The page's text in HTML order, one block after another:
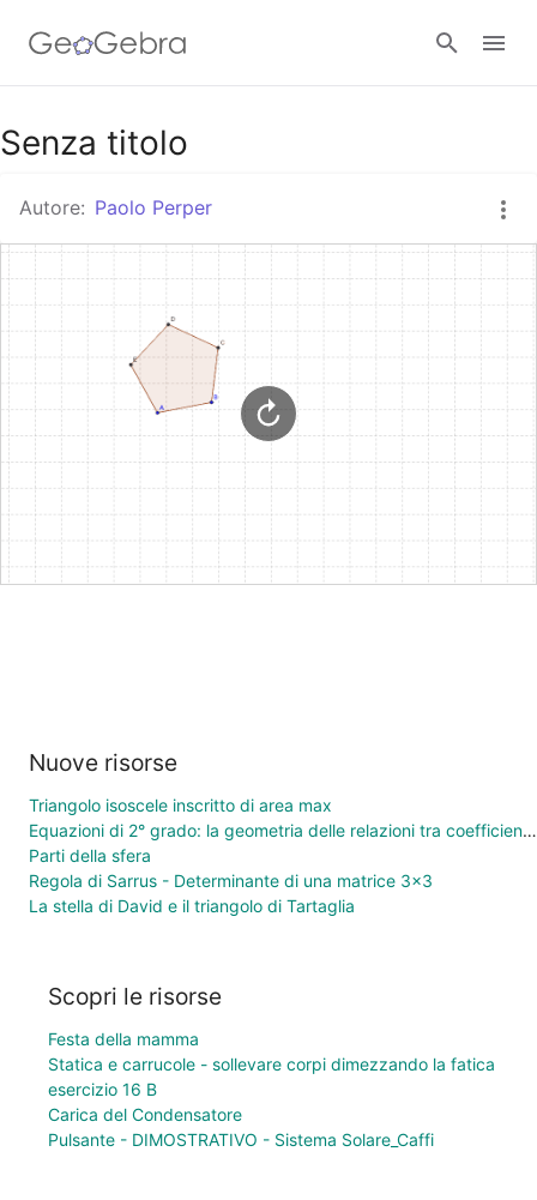
Senza titolo
Autore: Paolo Perper
Nuove risorse
Triangolo isoscele inscritto di area max
Equazioni di 2° grado: la geometria delle relazioni tra coefficienti e soluzioni
Parti della sfera
Regola di Sarrus - Determinante di una matrice 3×3
La stella di David e il triangolo di Tartaglia
Scopri le risorse
Festa della mamma
Statica e carrucole - sollevare corpi dimezzando la fatica
esercizio 16 B
Carica del Condensatore
Pulsante - DIMOSTRATIVO - Sistema Solare_Caffi